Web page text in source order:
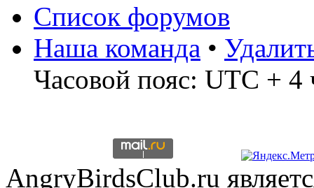
Список форумов
Наша команда •
Часовой пояс: UTC + 4
AngryBirdsClub.ru